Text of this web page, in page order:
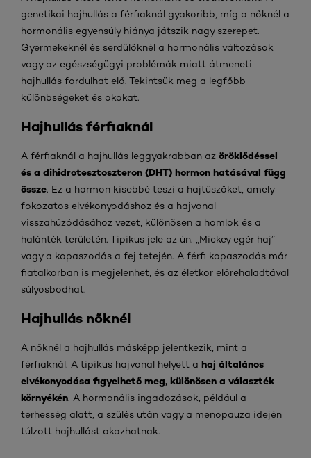
genetikai hajhullás a férfiaknál gyakoribb, míg a nőknél a
hormonális egyensúly hiánya játszik nagy szerepet.
Gyermekeknél és serdülőknél a hormonális változások
vagy az egészségügyi problémák miatt átmeneti
hajhullás fordulhat elő. Tekintsük meg a legfőbb
különbségeket és okokat.
Hajhullás férfiaknál
A férfiaknál a hajhullás leggyakrabban az öröklődéssel
és a dihidrotesztoszteron (DHT) hormon hatásával függ
össze. Ez a hormon kisebbé teszi a hajtüszőket, amely
fokozatos elvékonyodáshoz és a hajvonal
visszahúzódásához vezet, különösen a homlok és a
halánték területén. Tipikus jele az ún. „Mickey egér haj”
vagy a kopaszodás a fej tetején. A férfi kopaszodás már
fiatalkorban is megjelenhet, és az életkor előrehaladtával
súlyosbodhat.
Hajhullás nőknél
A nőknél a hajhullás másképp jelentkezik, mint a
férfiaknál. A tipikus hajvonal helyett a haj általános
elvékonyodása figyelhető meg, különösen a választék
környékén. A hormonális ingadozások, például a
terhesség alatt, a szülés után vagy a menopauza idején
túlzott hajhullást okozhatnak.